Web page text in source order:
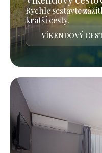
Rychle sestavte
kratší cesty.
VÍKENDOVÝ